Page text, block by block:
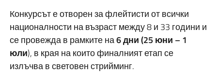
Конкурсът е отворен за флейтисти от всички
националности на възраст между 8 и 33 години и
се провежда в рамките на6 дни (25 юни – 1
юли), в края на които финалният етап се
излъчва в световен стрийминг.